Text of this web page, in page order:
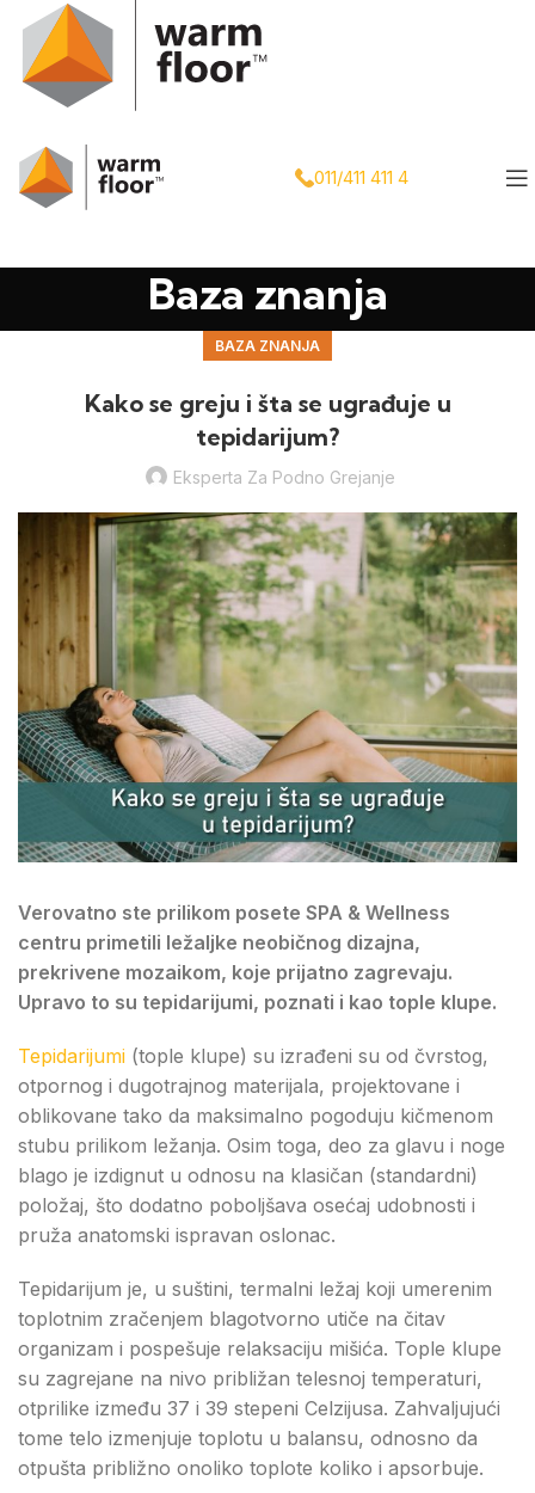
011/411 411 4
Baza znanja
BAZA ZNANJA
Kako se greju i šta se ugrađuje u
tepidarijum?
Eksperta Za Podno Grejanje
Verovatno ste prilikom posete SPA & Wellness
centru primetili ležaljke neobičnog dizajna,
prekrivene mozaikom, koje prijatno zagrevaju.
Upravo to su tepidarijumi, poznati i kao tople klupe.
Tepidarijumi (tople klupe) su izrađeni su od čvrstog,
otpornog i dugotrajnog materijala, projektovane i
oblikovane tako da maksimalno pogoduju kičmenom
stubu prilikom ležanja. Osim toga, deo za glavu i noge
blago je izdignut u odnosu na klasičan (standardni)
položaj, što dodatno poboljšava osećaj udobnosti i
pruža anatomski ispravan oslonac.
Tepidarijum je, u suštini, termalni ležaj koji umerenim
toplotnim zračenjem blagotvorno utiče na čitav
organizam i pospešuje relaksaciju mišića. Tople klupe
su zagrejane na nivo približan telesnoj temperaturi,
otprilike između 37 i 39 stepeni Celzijusa. Zahvaljujući
tome telo izmenjuje toplotu u balansu, odnosno da
otpušta približno onoliko toplote koliko i apsorbuje.